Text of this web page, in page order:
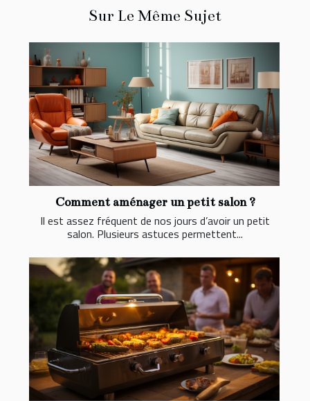
Sur Le Même Sujet
Comment aménager un petit salon ?
Il est assez fréquent de nos jours d’avoir un petit
salon. Plusieurs astuces permettent...